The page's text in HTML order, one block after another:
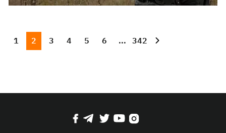
1 2 3 4 5 6 ... 342